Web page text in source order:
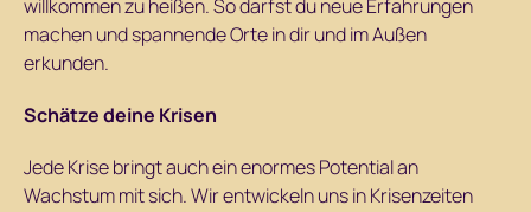
willkommen zu heißen. So darfst du neue Erfahrungen
machen und spannende Orte in dir und im Außen
erkunden.
Schätze deine Krisen
Jede Krise bringt auch ein enormes Potential an
Wachstum mit sich. Wir entwickeln uns in Krisenzeiten